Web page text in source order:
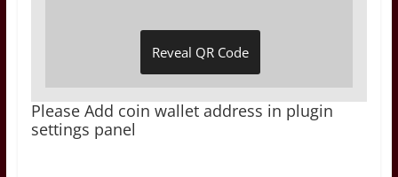
Reveal QR Code
Please Add coin wallet address in plugin
settings panel